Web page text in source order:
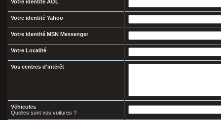
Votre identité AOL
Votre identité Yahoo
Votre identité MSN Messenger
Votre Localité
Vos centres d'intérêt
Véhicules
Quelles sont vos voitures ?